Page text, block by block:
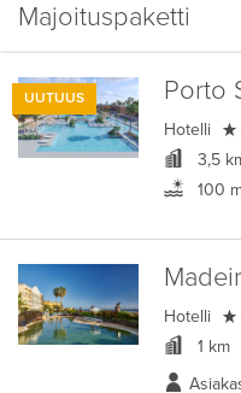
Majoituspaketti
UUTUUS Porto
Hotelli
3,5
100
Hotelli
1 km